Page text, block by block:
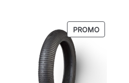
PROMOPRODUIT